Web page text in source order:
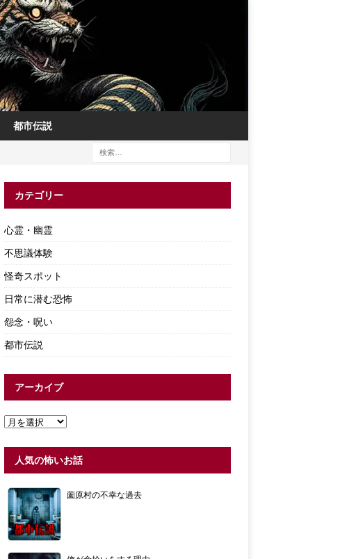
都市伝説
カテゴリー
心霊・幽霊
不思議体験
怪奇スポット
日常に潜む恐怖
怨念・呪い
都市伝説
アーカイブ
人気の怖いお話
薗原村の不幸な過去